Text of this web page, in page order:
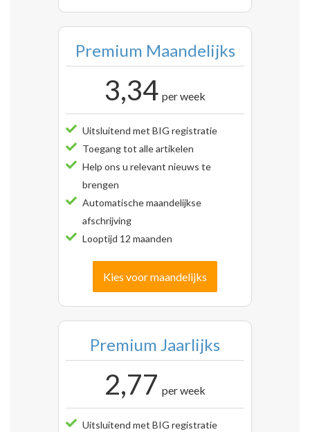
Premium Maandelijks
3,34 per week
Uitsluitend met BIG registratie
Toegang tot alle artikelen
Help ons u relevant nieuws te
brengen
Automatische maandelijkse
afschrijving
Looptijd 12 maanden
Kies voor maandelijks
Premium Jaarlijks
2,77 per week
Uitsluitend met BIG registratie